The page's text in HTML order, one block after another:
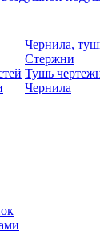
Чернила,
Стержни
Тушь
Чернила